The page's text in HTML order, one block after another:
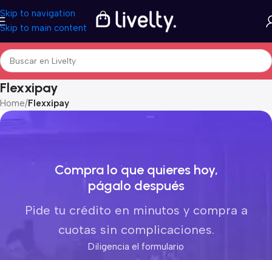
Skip to navigation
Skip to main content
Flexxipay
Home/Flexxipay
Compra lo que quieres hoy,
págalo después
Pide tu crédito en minutos y compra a
cuotas sin complicaciones.
Diligencia el formulario